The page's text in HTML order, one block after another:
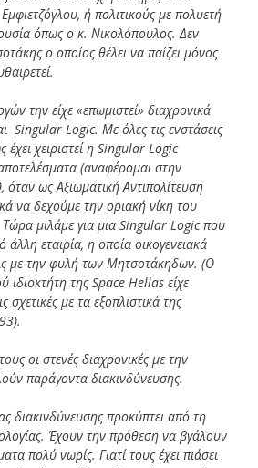
ή πολιτικούς με πολυετή
όπως ο κ. Νικολόπουλος. Δεν
ο οποίος θέλει να παίζει μόνος
την είχε «επωμιστεί» διαχρονικά
Singular Logic. Με όλες τις ενστάσεις
χειριστεί η Singular Logic
(αναφέρομαι στην
ως Αξιωματική Αντιπολίτευση
να δεχούμε την οριακή νίκη του
μιλάμε για μια Singular Logic που
άλλη εταιρία, η οποία οικογενειακά
με την φυλή των Μητσοτάκηδων. (Ο
ιδιοκτήτη της Space Hellas είχε
σχετικές με τα εξοπλιστικά της
οι στενές διαχρονικές με την
παράγοντα διακινδύνευσης.
διακινδύνευσης προκύπτει από τη
Έχουν την πρόθεση να βγάλουν
πολύ νωρίς. Γιατί τους έχει πιάσει